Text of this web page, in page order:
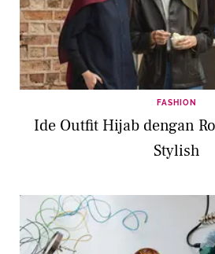
FASHION
Ide Outfit Hijab dengan
Stylish